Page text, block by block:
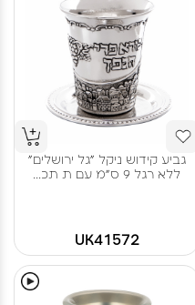
גביע קידוש ניקל "גל ירושלים"
ללא רגל 9 ס"מ עם ת תכ...
UK41572